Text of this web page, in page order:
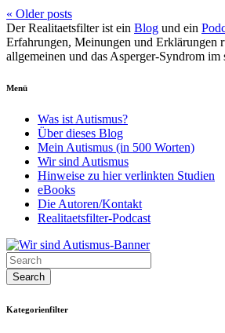
« Older posts
Der Realitaetsfilter ist ein Blog und ein
Erfahrungen, Meinungen und Erklärungen
allgemeinen und das Asperger-Syndrom im
Menü
Was ist Autismus?
Über dieses Blog
Mein Autismus (in 500 Worten)
Wir sind Autismus
Hinweise zu hier verlinkten Studien
eBooks
Die Autoren/Kontakt
Realitaetsfilter-Podcast
Kategorienfilter